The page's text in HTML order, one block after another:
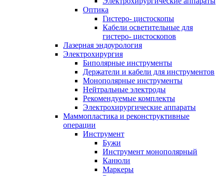
Оптика
Гистеро- цистоскопы
Кабели осветительные для
гистеро- цистоскопов
Лазерная эндоурология
Электрохирургия
Биполярные инструменты
Держатели и кабели для инструментов
Монополярные инструменты
Нейтральные электроды
Рекомендуемые комплекты
Электрохирургические аппараты
Маммопластика и реконструктивные
операции
Инструмент
Бужи
Инструмент монополярный
Канюли
Маркеры